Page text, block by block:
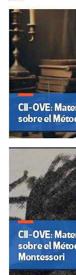
CII-OVE:
sobre el
CII-OVE:
sobre el
Montessori